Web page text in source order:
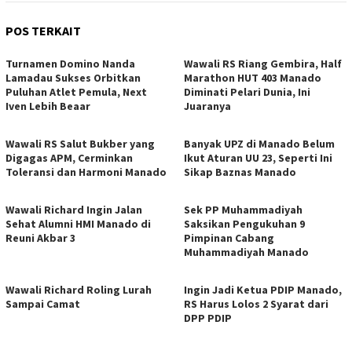
POS TERKAIT
Turnamen Domino Nanda
Lamadau Sukses Orbitkan
Puluhan Atlet Pemula, Next
Iven Lebih Beaar
Wawali RS Riang Gembira, Half
Marathon HUT 403 Manado
Diminati Pelari Dunia, Ini
Juaranya
Wawali RS Salut Bukber yang
Digagas APM, Cerminkan
Toleransi dan Harmoni Manado
Banyak UPZ di Manado Belum
Ikut Aturan UU 23, Seperti Ini
Sikap Baznas Manado
Wawali Richard Ingin Jalan
Sehat Alumni HMI Manado di
Reuni Akbar 3
Sek PP Muhammadiyah
Saksikan Pengukuhan 9
Pimpinan Cabang
Muhammadiyah Manado
Wawali Richard Roling Lurah
Sampai Camat
Ingin Jadi Ketua PDIP Manado,
RS Harus Lolos 2 Syarat dari
DPP PDIP